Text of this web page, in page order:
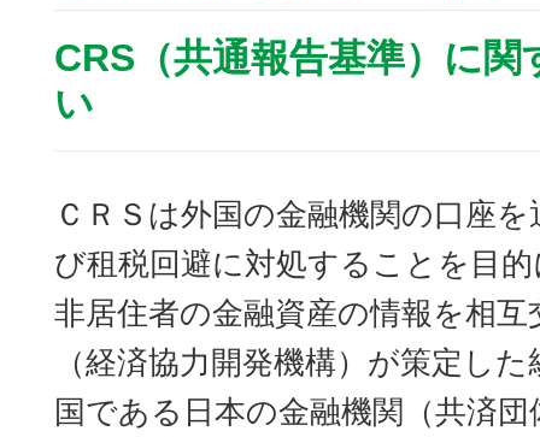
CRS（共通報告基準）に
い
ＣＲＳは外国の金融機関の口座
び租税回避に対処することを目
非居住者の金融資産の情報を相
（経済協力開発機構）が策定し
国である日本の金融機関（共済